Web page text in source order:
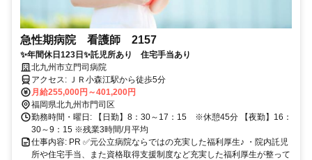
急性期病院 看護師 2157
✨年間休日123日✨託児所あり 住宅手当あり
北九州市立門司病院
アクセス: ＪＲ小森江駅から徒歩5分
月給255,000円～401,200円
福岡県北九州市門司区
勤務時間・曜日: 【日勤】8：30～17：15 ※休憩45分 【夜勤】16：
30～9：15 ※残業3時間/月平均
仕事内容: PR ✅元公立病院ならではの充実した福利厚生♪ ・院内託児
所や住宅手当、また資格取得支援制度など充実した福利厚生が整って